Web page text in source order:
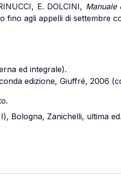
E. DOLCINI, Manuale
fino agli appelli di settembre
ed integrale).
edizione, Giuffré, 2006
Bologna, Zanichelli, ultima ed.